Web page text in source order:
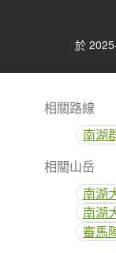
於
相關路線
南湖
相關山岳
南湖
南湖
審馬